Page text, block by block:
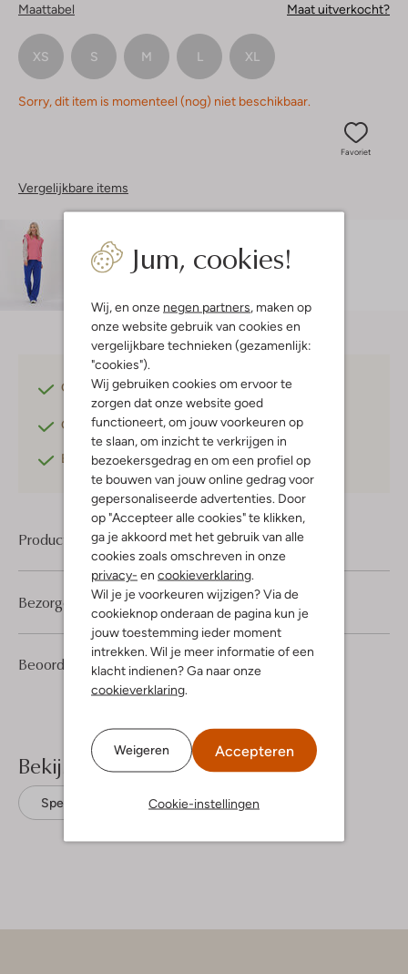
Jum, cookies!
Wij, en onze negen partners , maken op
onze website gebruik van cookies en
vergelijkbare technieken (gezamenlijk:
"cookies").
Wij gebruiken cookies om ervoor te
zorgen dat onze website goed
functioneert, om jouw voorkeuren op
te slaan, om inzicht te verkrijgen in
bezoekersgedrag en om een profiel op
te bouwen van jouw online gedrag voor
gepersonaliseerde advertenties. Door
op "Accepteer alle cookies" te klikken,
ga je akkoord met het gebruik van alle
cookies zoals omschreven in onze
privacy- en cookieverklaring
Wil je je voorkeuren wijzigen? Via de
cookieknop onderaan de pagina kun je
jouw toestemming ieder moment
intrekken. Wil je meer informatie of een
klacht indienen? Ga naar onze
cookieverklaring
Weigeren Accepteren
Cookie-instellingen
Maattabel Maat uitverkocht?
XS S M L XL
Sorry, dit item is momenteel (nog) niet beschikbaar.
Favoriet
Vergelijkbare items
Doete is 1 meter 76 lang en draagt maat s.
pasvorm is
aansluitend
Gratis verzendingvanaf €75,-
Gratis retournerenbinnen 30 dagen*
Betaal achterafmet Klarna
Product informatie
Beoordelingen (1) 3
1
3
Sterren
Bezorgen & retourneren
Bekijk meer
Spencers Moves Acryl